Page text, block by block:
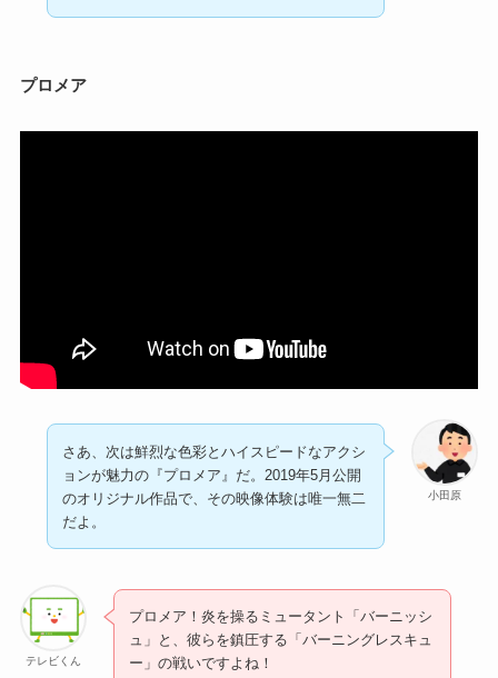
プロメア
小田原
さあ、次は鮮烈な色彩とハイスピードなアクシ
ョンが魅力の『プロメア』だ。2019年5月公開
のオリジナル作品で、その映像体験は唯一無二
だよ。
テレビくん
プロメア！炎を操るミュータント「バーニッシ
ュ」と、彼らを鎮圧する「バーニングレスキュ
ー」の戦いですよね！